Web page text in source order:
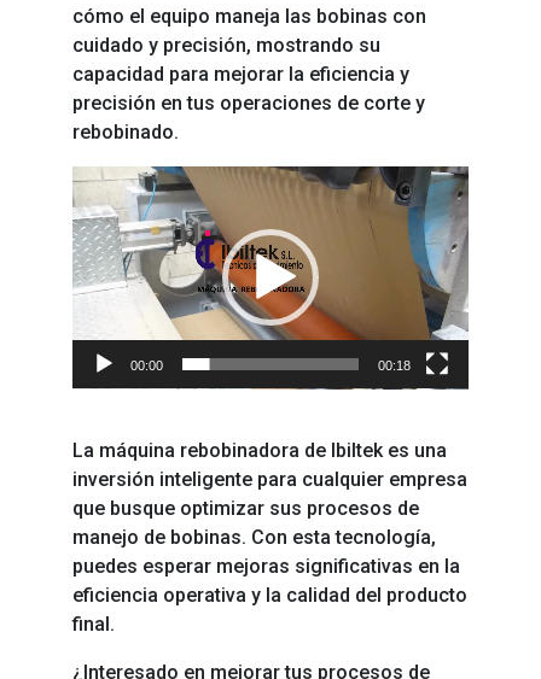
cómo el equipo maneja las bobinas con
cuidado y precisión, mostrando su
capacidad para mejorar la eficiencia y
precisión en tus operaciones de corte y
rebobinado.
Reproductor
de
vídeo
00:00 00:18
La máquina rebobinadora de Ibiltek es una
inversión inteligente para cualquier empresa
que busque optimizar sus procesos de
manejo de bobinas. Con esta tecnología,
puedes esperar mejoras significativas en la
eficiencia operativa y la calidad del producto
final.
¿Interesado en mejorar tus procesos de